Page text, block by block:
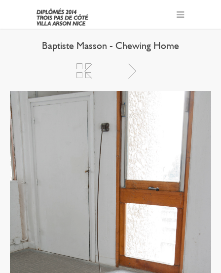
Baptiste Masson - Chewing Home